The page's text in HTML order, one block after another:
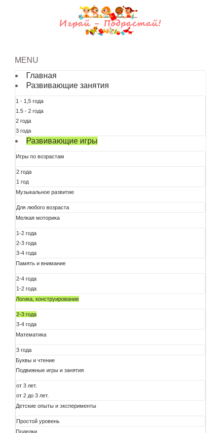
MENU
Главная
Развивающие занятия
1 - 1,5 года
1.5 - 2 года
2 года
3 года
Развивающие игры
Игры по возрастам
2 года
1 год
Музыкальное развитие
Для любого возраста
Мелкая моторика
1-2 года
2-3 года
3-4 года
Память и внимание
2-4 года
1-2 года
Логика, конструирование
2-3 года
3-4 года
Математика
3 года
Буквы и чтение
Подвижные игры и занятия
от 3 лет.
от 2 до 3 лет.
Детские опыты и эксперименты
Простой уровень
Поделки